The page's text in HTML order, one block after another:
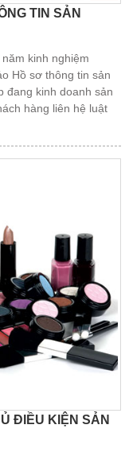
TIN SẢN
kinh nghiệm
Hồ sơ thông tin sản
đang kinh doanh sản
hàng liên hệ luật
ĐIỀU KIỆN SẢN